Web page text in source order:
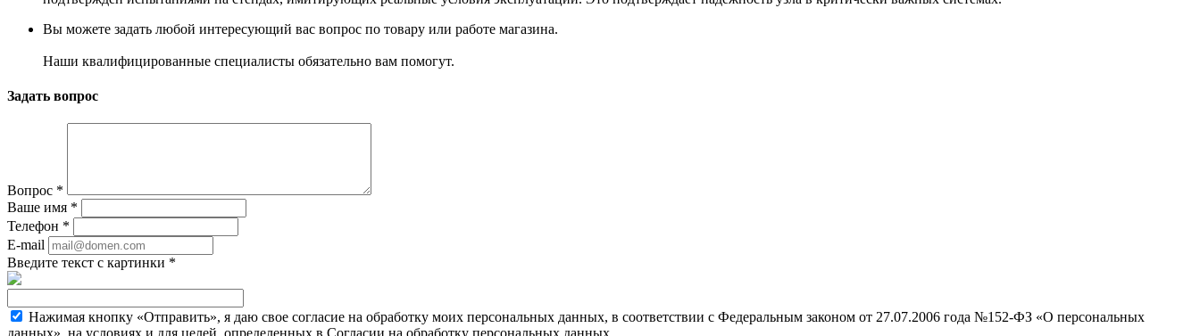
Вы можете задать любой интересующий вас вопрос по товару или работе магазина.
Наши квалифицированные специалисты обязательно вам помогут.
Задать вопрос
Вопрос *
Ваше имя *
Телефон *
E-mail
Введите текст с картинки *
Нажимая кнопку «Отправить», я даю свое согласие на обработку моих персональных данных, в соответствии с Федеральным законом от 27.07.2006 года №152-ФЗ «О персональных